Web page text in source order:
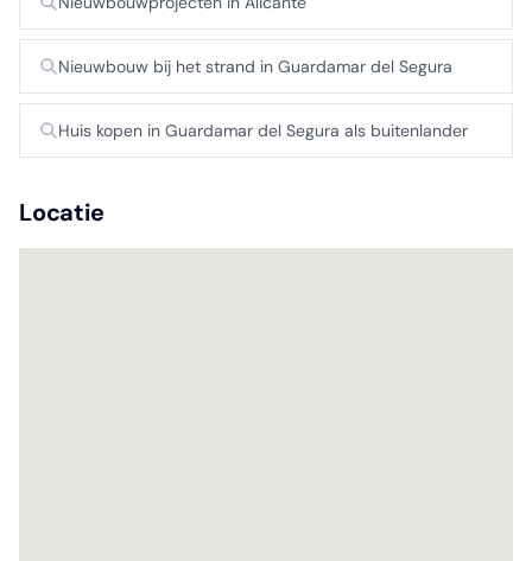
Nieuwbouw bij het strand in Guardamar del Segura
Huis kopen in Guardamar del Segura als buitenlander
Locatie